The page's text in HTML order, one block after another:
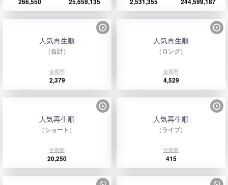
人気再生順
（合計）
全期間
2,379
人気再生順
（ロング）
全期間
4,529
人気再生順
（ショート）
全期間
20,250
人気再生順
（ライブ）
全期間
415